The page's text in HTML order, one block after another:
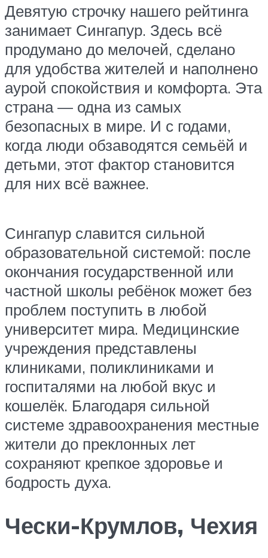
Девятую строчку нашего рейтинга
занимает Сингапур. Здесь всё
продумано до мелочей, сделано
для удобства жителей и наполнено
аурой спокойствия и комфорта. Эта
страна — одна из самых
безопасных в мире. И с годами,
когда люди обзаводятся семьёй и
детьми, этот фактор становится
для них всё важнее.
Сингапур славится сильной
образовательной системой: после
окончания государственной или
частной школы ребёнок может без
проблем поступить в любой
университет мира. Медицинские
учреждения представлены
клиниками, поликлиниками и
госпиталями на любой вкус и
кошелёк. Благодаря сильной
системе здравоохранения местные
жители до преклонных лет
сохраняют крепкое здоровье и
бодрость духа.
Чески-Крумлов, Чехия